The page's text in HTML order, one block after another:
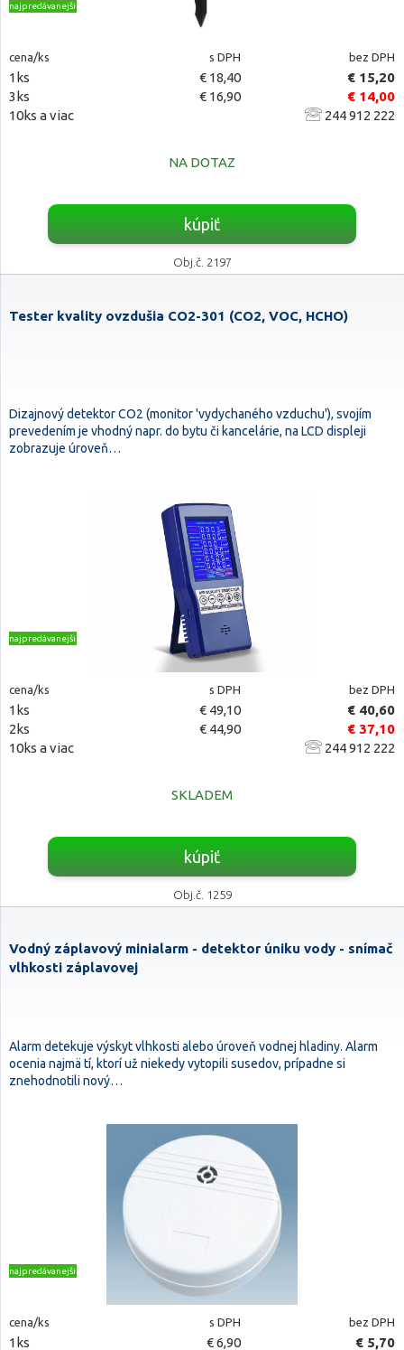
najpredávanejšie
cena/ks s DPH bez DPH
1ks € 18,40
€ 15,20
3ks
€ 16,90
€ 14,00
10ks a viac
244 912 222
NA DOTAZ
kúpiť
Obj.č. 2197
Tester kvality ovzdušia CO2-301 (CO2, VOC, HCHO)
Dizajnový detektor CO2 (monitor 'vydychaného vzduchu'), svojím
prevedením je vhodný napr. do bytu či kancelárie, na LCD displeji
zobrazuje úroveň…
najpredávanejšie
cena/ks s DPH bez DPH
1ks € 49,10
€ 40,60
2ks
€ 44,90
€ 37,10
10ks a viac
244 912 222
SKLADEM
kúpiť
Obj.č. 1259
Vodný záplavový minialarm - detektor úniku vody - snímač
vlhkosti záplavovej
Alarm detekuje výskyt vlhkosti alebo úroveň vodnej hladiny. Alarm
ocenia najmä tí, ktorí už niekedy vytopili susedov, prípadne si
znehodnotili nový…
najpredávanejšie
cena/ks s DPH bez DPH
1ks € 6,90 € 5,70